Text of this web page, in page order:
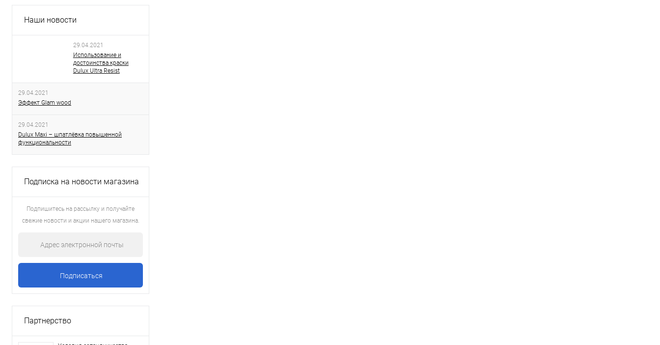
Наши новости
29.04.2021
Использование и
достоинства краски
Dulux Ultra Resist
29.04.2021
Эффект Glam wood
29.04.2021
Dulux Maxi – шпатлёвка повышенной
функциональности
Подписка на новости магазина
Подпишитесь на рассылку и получайте
свежие новости и акции нашего магазина.
Партнерство